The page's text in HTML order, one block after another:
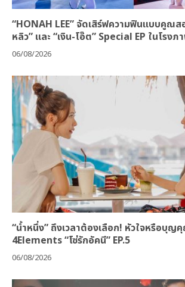
“HONAH LEE” จัดเสิร์ฟความฟินแบบคูณส
หลิว” และ “เงิน-โอ๊ต” Special EP ในโรง
06/08/2026
“น้ำหนึ่ง” ถึงเวลาต้องเลือก! หัวใจหรือบุญ
4Elements “โซ่รักอัคนี” EP.5
06/08/2026